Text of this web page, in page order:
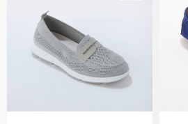
bőr. Mindkét oldalon
rugalmas. Bőrhab
talpbetét a puha
lépésért. Csúszásgátló
talp. Masni a